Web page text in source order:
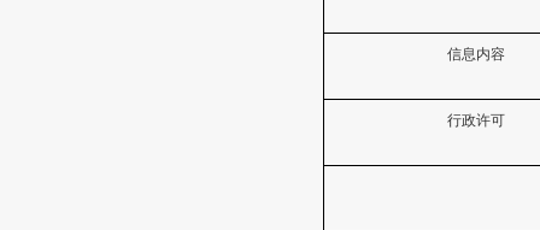
信息内容
行政许可